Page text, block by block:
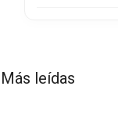
Más leídas